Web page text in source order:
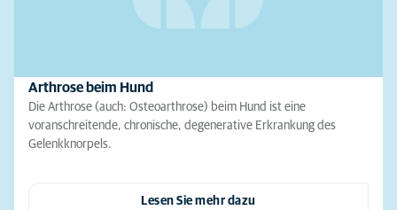
Arthrose beim Hund
Die Arthrose (auch: Osteoarthrose) beim Hund ist eine
voranschreitende, chronische, degenerative Erkrankung des
Gelenkknorpels.
Lesen Sie mehr dazu